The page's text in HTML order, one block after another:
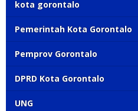
kota gorontalo
Pemerintah Kota Gorontalo
Pemprov Gorontalo
DPRD Kota Gorontalo
UNG